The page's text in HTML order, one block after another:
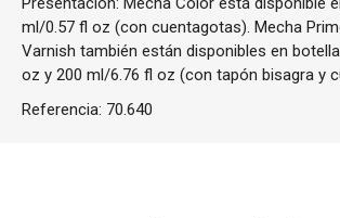
ml/0.57 fl oz (con cuentagotas). Mecha
Varnish también están disponibles en
oz y 200 ml/6.76 fl oz (con tapón bisagra y
Referencia: 70.640